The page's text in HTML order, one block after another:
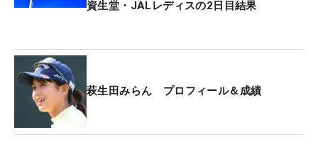
萩生田は“ジャンボ”こと尾崎将司が主宰するジャン
ボアカデミー7期生だ。2021年の「日本ジュニア」
（12～14歳の部）で優勝し、その後も「日本女子ア
マ」などで活躍。23年にはレギュラーツアーやステ
ップ・アップ・ツアーにも出場し、昨年は「KKT杯
資生堂・JALレディスの2日目結果
萩生田みらん プロフィール＆成績